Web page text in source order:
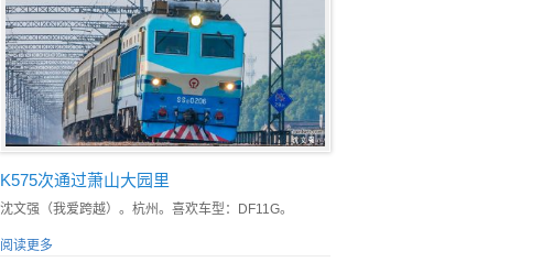
K575次通过萧山大园里
沈文强（我爱跨越）。杭州。喜欢车型：DF11G。
阅读更多